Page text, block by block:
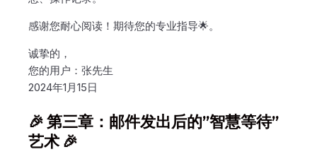
感谢您耐心阅读！期待您的专业指导🌟。
诚挚的，
您的用户：张先生
2024年1月15日
🎉 第三章：邮件发出后的”智慧等待”
艺术 🎉